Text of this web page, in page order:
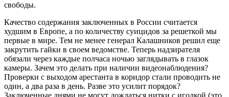
свободы.
Качество содержания заключенных в России считается
худшим в Европе, а по количеству суицидов за решеткой мы
первые в мире. Тем не менее генерал Калашников решил еще
закрутить гайки в своем ведомстве. Теперь надзирателя
обязали через каждые полчаса ночью заглядывать в глазок
камеры. Зачем это делать при наличии видеонаблюдения?
Проверки с выходом арестанта в коридор стали проводить не
один, а два раза в день. Разве это усилит порядок?
Заключенные днями не могут дождаться нитки с иголкой (это